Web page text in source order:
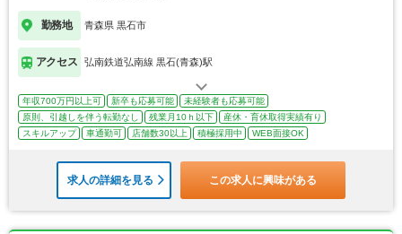
勤務地 青森県 黒石市
アクセス 弘南鉄道弘南線 黒石(青森)駅
年収700万円以上可 新卒も応募可能
未経験者も応募可能
原則、引越しを伴う転勤なし
残業月10ｈ以下
産休・育休取得実績有り
スキルアップ
車通勤可 店舗数30以上 積極採用中 WEB面接OK
求人の詳細を見る この求人に興味がある